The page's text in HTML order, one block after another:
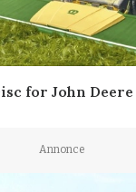
for John Deere
Annonce